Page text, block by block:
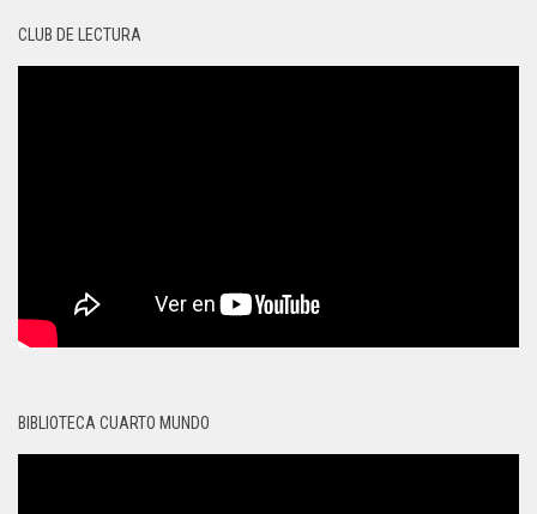
CLUB DE LECTURA
BIBLIOTECA CUARTO MUNDO